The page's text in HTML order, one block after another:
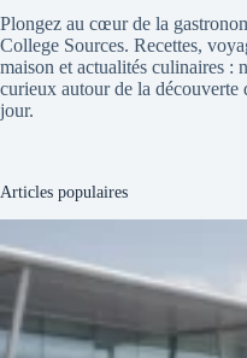
Plongez au cœur de la
College Sources. Recettes,
maison et actualités culinaires :
curieux autour de la
jour.
Articles populaires